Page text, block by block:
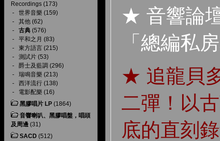
Recordings (173)
- 世界音樂 (159)
- 其他 (62)
- 古典 (576)
- 平和之月 (83)
- 東方語言 (215)
- 測試片 (53)
- 爵士及藍調 (296)
- 瑞鳴音樂 (213)
- 西洋流行 (138)
- 電影配樂 (16)
黑膠唱片 LP (1864)
音響喇叭、黑膠唱盤，唱頭
及周邊 (31)
SACD (512)
★ 音響論
「總編私
★ 追龍貝
二彈！以
底的直刻